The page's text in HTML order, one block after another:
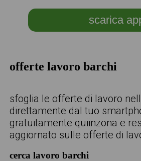
scarica
offerte lavoro barchi
sfoglia le offerte di lavoro
direttamente dal tuo
gratuitamente quiinzona e
aggiornato sulle offerte di
cerca lavoro barchi